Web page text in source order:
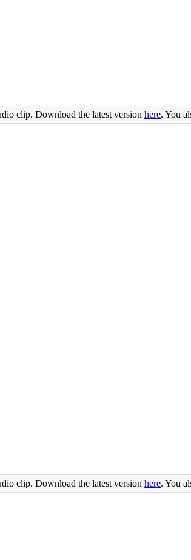
clip. Download the latest version here. You
clip. Download the latest version here. You